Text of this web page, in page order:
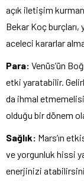
açık iletişim
Bekar Koç burçları,
aceleci kararlar
Para: Venüs’ün
etki yaratabilir.
da ihmal
olduğu bir dönem
Sağlık: Mars’ın
ve yorgunluk hissi
enerjinizi